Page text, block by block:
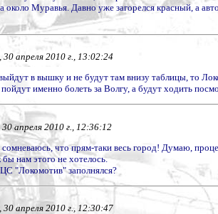
около Муравья. Давно уже загорелся красный, а
апреля 2010 г., 13:02:24
в вышку и не будут там внизу таблицы, то
именно болеть за Волгу, а будут ходить
апреля 2010 г., 12:36:12
что прям-таки весь город! Думаю,
нам этого не хотелось.
"Локомотив" заполнялся?
апреля 2010 г., 12:30:47